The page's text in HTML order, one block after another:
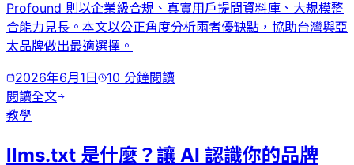
Profound 則以企業級合規、真實用戶提問資料庫、大規模整
合能力見長。本文以公正角度分析兩者優缺點，協助台灣與亞
太品牌做出最適選擇。
2026年6月1日
10 分鐘閱讀
閱讀全文
教學
llms.txt 是什麼？讓 AI 認識你的品牌